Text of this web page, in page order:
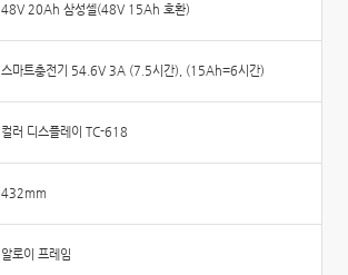
48V 20Ah 삼성셀(48V 15Ah 호환)
스마트충전기 54.6V 3A (7.5시간), (15Ah=6시간)
컬러 디스플레이 TC-618
432mm
알로이 프레임